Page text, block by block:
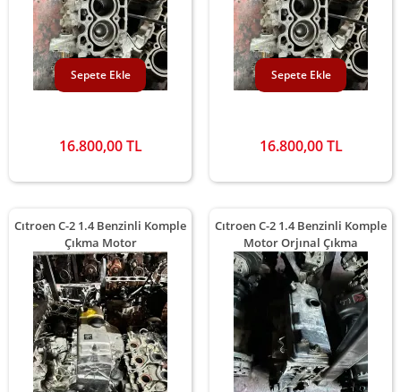
16.800,00 TL
Sepete Ekle
16.800,00 TL
Sepete Ekle
Cıtroen C-2 1.4 Benzinli Komple
Çıkma Motor
Cıtroen C-2 1.4 Benzinli Komple
Motor Orjınal Çıkma